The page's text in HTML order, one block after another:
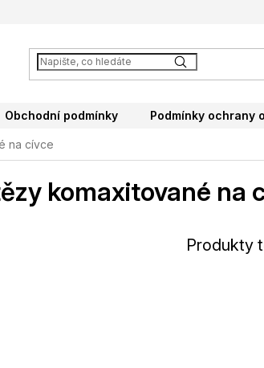
Obchodní podmínky Podmínky ochrany
na cívce
komaxitované na
Produkty